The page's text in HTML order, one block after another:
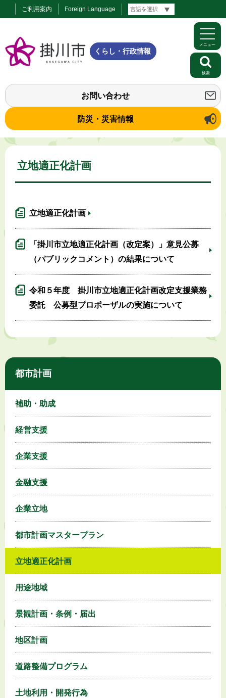
ご利用案内 Foreign Language
くらし・行政情報
お問い合わせ
防災・災害情報
メニュー
検索
立地適正化計画
立地適正化計画
「掛川市立地適正化計画（改定案）」意見公募
（パブリックコメント）の結果について
令和５年度 掛川市立地適正化計画改定支援業務
委託 公募型プロポーザルの実施について
都市計画
補助・助成
経営支援
企業支援
金融支援
企業立地
都市計画マスタープラン
立地適正化計画
用途地域
景観計画・条例・届出
地区計画
道路整備プログラム
土地利用・開発行為